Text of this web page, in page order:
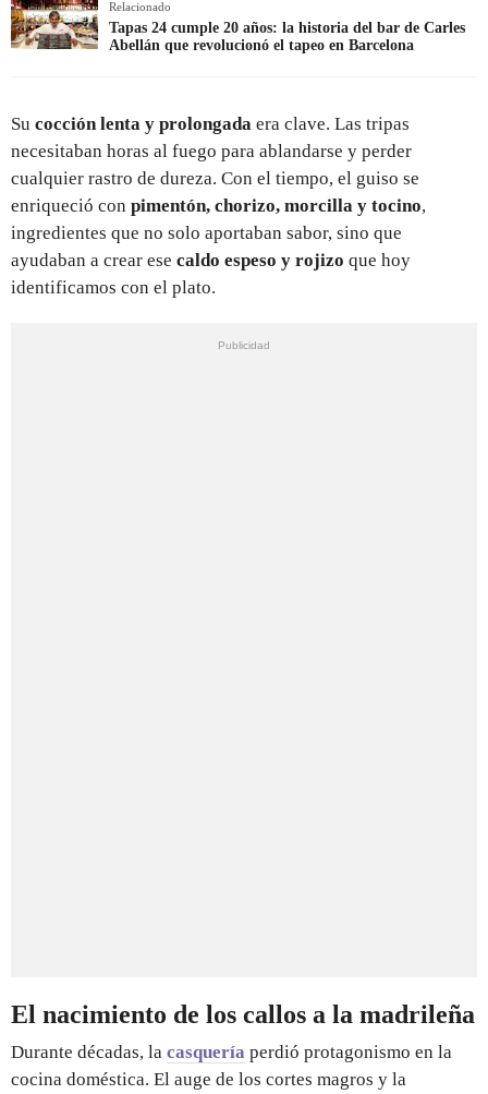
Relacionado
Tapas 24 cumple 20 años: la historia del bar de Carles
Abellán que revolucionó el tapeo en Barcelona
Su cocción lenta y prolongada era clave. Las tripas
necesitaban horas al fuego para ablandarse y perder
cualquier rastro de dureza. Con el tiempo, el guiso se
enriqueció con pimentón, chorizo, morcilla y tocino,
ingredientes que no solo aportaban sabor, sino que
ayudaban a crear ese caldo espeso y rojizo que hoy
identificamos con el plato.
El nacimiento de los callos a la madrileña
Durante décadas, la casquería perdió protagonismo en la
cocina doméstica. El auge de los cortes magros y la